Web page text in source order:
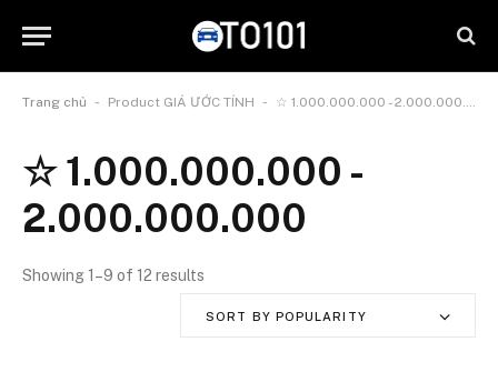
Trang chủ - Product GIÁ ƯỚC TÍNH - ☆ 1.000.000.000 - 2.000.000.000
☆ 1.000.000.000 -
2.000.000.000
Showing 1–9 of 12 results
SORT BY POPULARITY